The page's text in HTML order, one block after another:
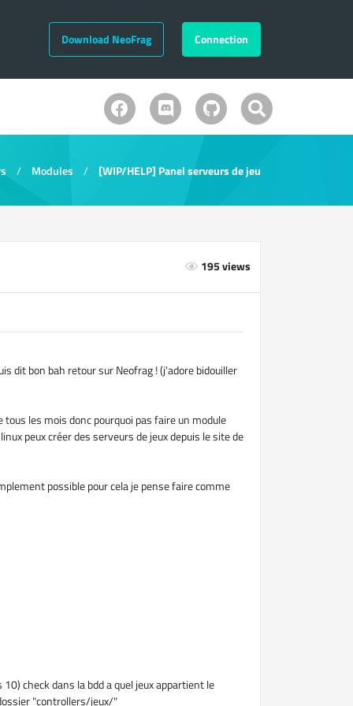
Download NeoFrag Connection
Modules [WIP/HELP] Panel serveurs de jeu
195 views
dit bon bah retour sur Neofrag ! (j'adore bidouiller
les mois donc pourquoi pas faire un module
peux créer des serveurs de jeux depuis le site de
possible pour cela je pense faire comme
check dans la bdd a quel jeux appartient le
"controllers/jeux/"